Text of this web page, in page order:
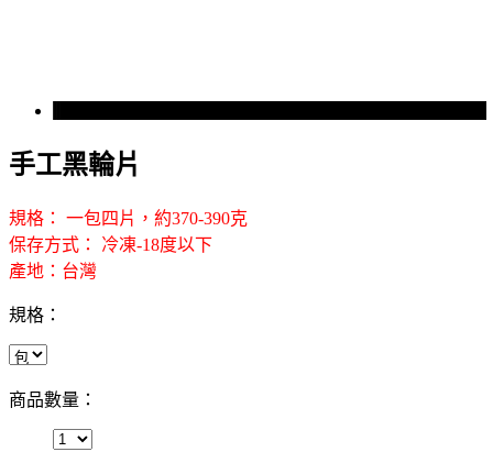
手工黑輪片
規格： 一包四片，約370-390克
保存方式： 冷凍-18度以下
產地：台灣
規格：
商品數量：